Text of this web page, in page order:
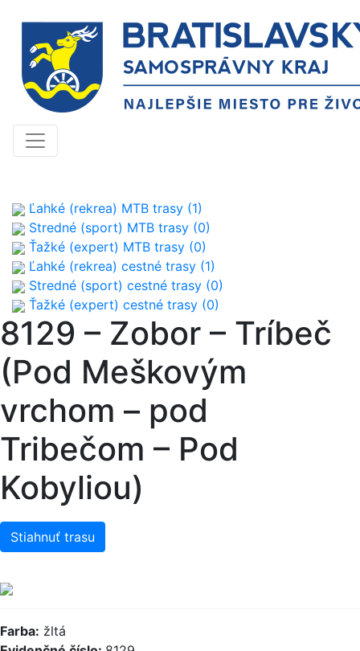
Ľahké (rekrea) MTB trasy (1)
Stredné (sport) MTB trasy (0)
Ťažké (expert) MTB trasy (0)
Ľahké (rekrea) cestné trasy (1)
Stredné (sport) cestné trasy (0)
Ťažké (expert) cestné trasy (0)
8129 – Zobor – Tríbeč
(Pod Meškovým
vrchom – pod
Tribečom – Pod
Kobyliou)
Stiahnuť trasu
Farba: žltá